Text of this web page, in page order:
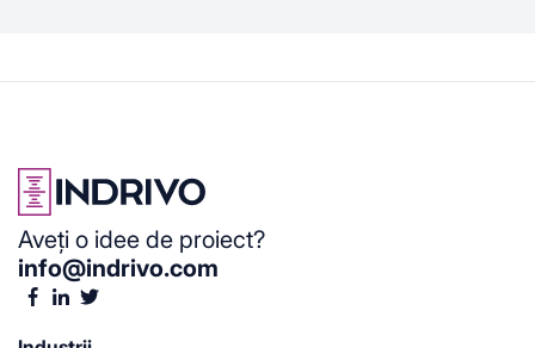
Page
4
Page
5
Aveți o idee de proiect?
info@indrivo.com